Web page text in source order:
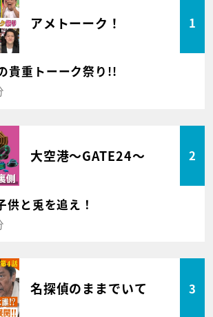
アメトーーク！ 1
貴重トーーク祭り!!
大空港～GATE24～ 2
供と兎を追え！
名探偵のままでいて 3